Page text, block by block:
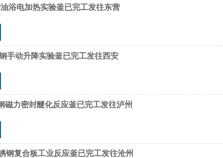
浴电加热实验釜已完工发往东营
手动升降实验釜已完工发往西安
磁力密封醚化反应釜已完工发往泸州
钢复合板工业反应釜已完工发往沧州